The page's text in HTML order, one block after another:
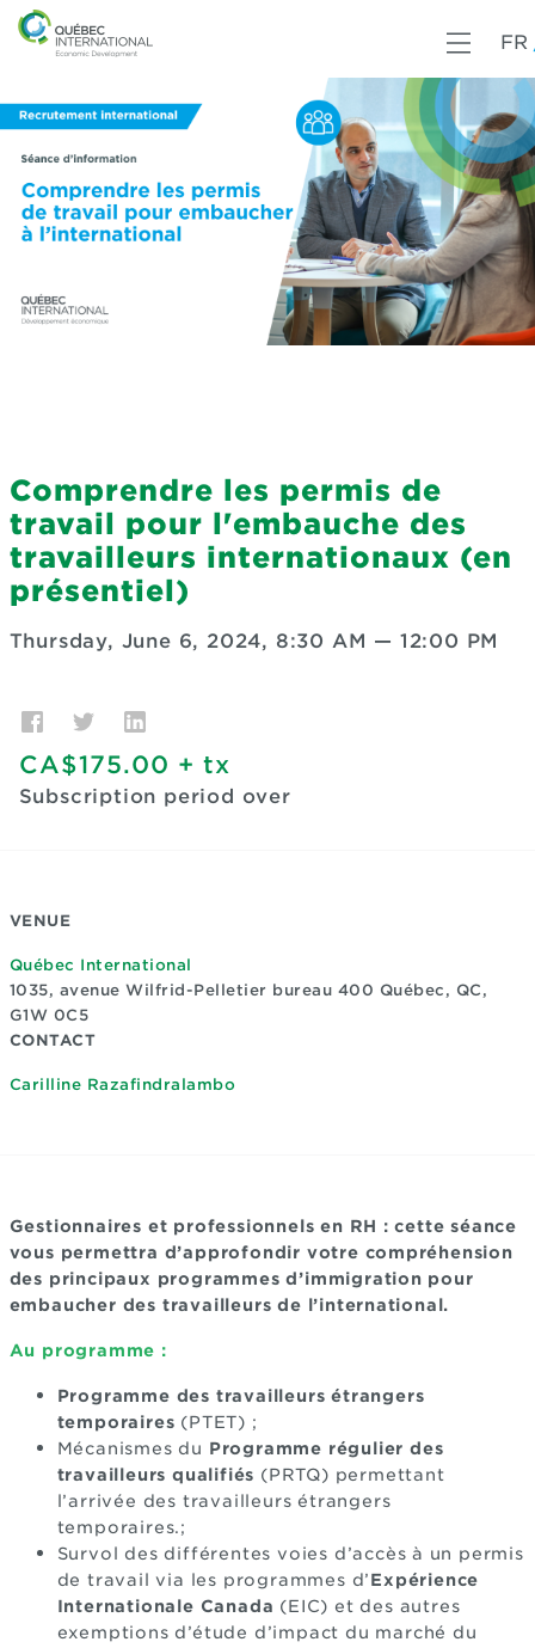
FR
Comprendre les permis de
travail pour l'embauche des
travailleurs internationaux (en
présentiel)
Thursday, June 6, 2024, 8:30 AM — 12:00 PM
CA$175.00 + tx
Subscription period over
VENUE
Québec International
1035, avenue Wilfrid-Pelletier bureau 400 Québec, QC,
G1W 0C5
CONTACT
Carilline Razafindralambo
Gestionnaires et professionnels en RH : cette séance
vous permettra d’approfondir votre compréhension
des principaux programmes d’immigration pour
embaucher des travailleurs de l’international.
Au programme :
Programme des travailleurs étrangers
temporaires (PTET) ;
Mécanismes du Programme régulier des
travailleurs qualifiés (PRTQ) permettant
l’arrivée des travailleurs étrangers
temporaires.;
Survol des différentes voies d’accès à un permis
de travail via les programmes d’Expérience
Internationale Canada (EIC) et des autres
exemptions d’étude d’impact du marché du